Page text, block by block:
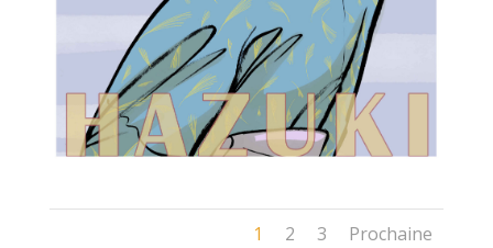
1 2 3 Prochaine